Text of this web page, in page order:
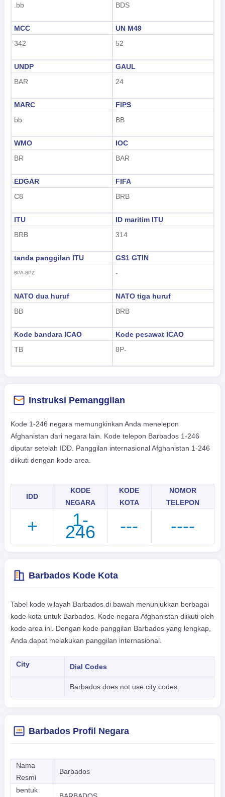
.bb
BDS
MCC
342
UN M49
52
UNDP
BAR
GAUL
24
MARC
bb
FIPS
BB
WMO
BR
IOC
BAR
EDGAR
C8
FIFA
BRB
ITU
BRB
ID maritim ITU
314
tanda panggilan ITU
8PA-8PZ
GS1 GTIN
-
NATO dua huruf
BB
NATO tiga huruf
BRB
Kode bandara ICAO
TB
Kode pesawat ICAO
8P-
Instruksi Pemanggilan
Kode 1-246 negara memungkinkan Anda menelepon
Afghanistan dari negara lain. Kode telepon Barbados 1-246
diputar setelah IDD. Panggilan internasional Afghanistan 1-246
diikuti dengan kode area.
IDD
KODE
NEGARA
KODE
KOTA
NOMOR
TELEPON
+ 1-
246 --- ----
Barbados Kode Kota
Tabel kode wilayah Barbados di bawah menunjukkan berbagai
kode kota untuk Barbados. Kode negara Afghanistan diikuti oleh
kode area ini. Dengan kode panggilan Barbados yang lengkap,
Anda dapat melakukan panggilan internasional.
City Dial Codes
Barbados does not use city codes.
Barbados Profil Negara
Nama
Resmi
Barbados
bentuk